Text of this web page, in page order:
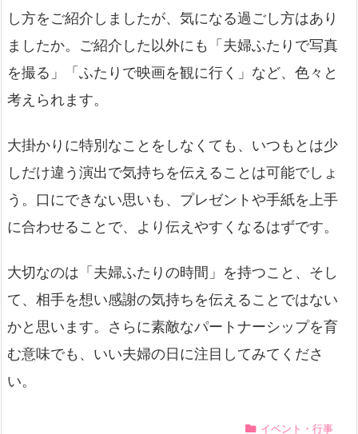
し方をご紹介しましたが、気になる過ごし方はあり
ましたか。ご紹介した以外にも「夫婦ふたりで写真
を撮る」「ふたりで映画を観に行く」など、色々と
考えられます。
大掛かりに特別なことをしなくても、いつもとは少
しだけ違う演出で気持ちを伝えることは可能でしょ
う。口にできない思いも、プレゼントや手紙を上手
に合わせることで、より伝えやすくなるはずです。
大切なのは「夫婦ふたりの時間」を持つこと、そし
て、相手を想い感謝の気持ちを伝えることではない
かと思います。さらに素敵なパートナーシップを育
む意味でも、いい夫婦の日に注目してみてくださ
い。
イベント・行事